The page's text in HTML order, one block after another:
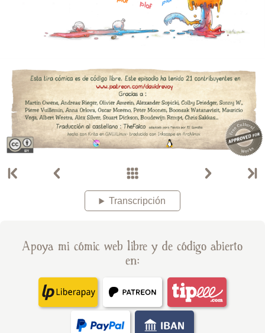
Transcripción
Apoya mi cómic web libre y de código abierto
en: